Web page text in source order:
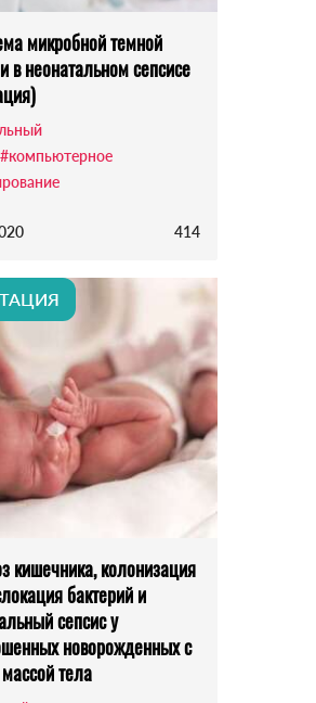
микробной темной
в неонатальном сепсисе
#компьютерное
414
кишечника, колонизация
бактерий и
сепсис у
новорожденных с
тела